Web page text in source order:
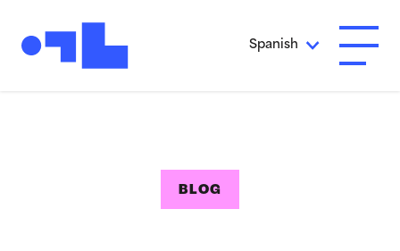
Spanish Abrir
BLOG